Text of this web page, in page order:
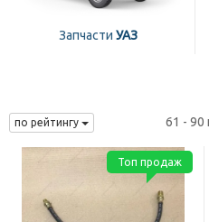
Запчасти УАЗ
по рейтингу 61 - 90
Топ продаж